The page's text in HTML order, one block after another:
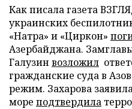
Как писала газета
украинских
«Натра» и «Циркон»
Азербайджана.
Галузин возложил
гражданские суда в
режим. Захарова
море подтвердила